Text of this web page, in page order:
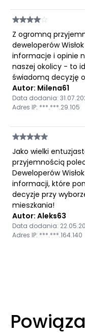
Z ogromną
deweloperów
informacje i opinie
naszej okolicy - to
świadomą decyzję
Autor: Milena61
Data dodania:
Adres IP: ***.***.29.105
Jako wielki
przyjemnością
Deweloperów
informacji, które
decyzje przy
mieszkania!
Autor: Aleks63
Data dodania:
Adres IP: ***.***.164.140